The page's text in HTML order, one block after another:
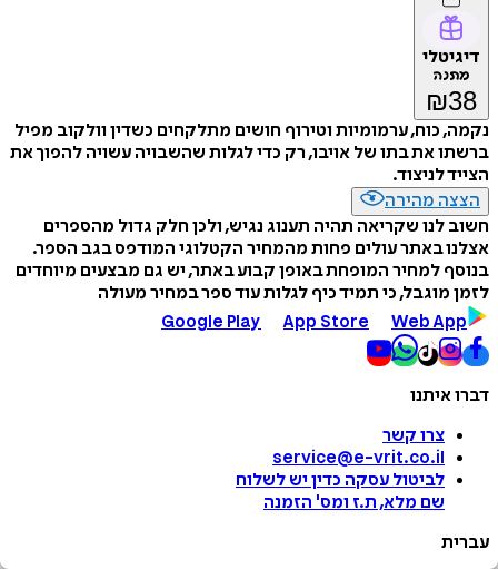
דיגיטלי
מתנה
₪38
נקמה, כוח, ערמומיות וטירוף חושים מתלקחים כשדין וולקוב מפיל
ברשתו את בתו של אויבו, רק כדי לגלות שהשבויה עשויה להפוך את
הצייד לניצוד.
הצצה מהירה
חשוב לנו שקריאה תהיה תענוג נגיש, ולכן חלק גדול מהספרים
אצלנו באתר עולים פחות מהמחיר הקטלוגי המודפס בגב הספר.
בנוסף למחיר המופחת באופן קבוע באתר, יש גם מבצעים מיוחדים
לזמן מוגבל, כי תמיד כיף לגלות עוד ספר במחיר מעולה
Google Play
App Store Web App
דברו איתנו
צרו קשר
service@e-vrit.co.il
לביטול עסקה כדין יש לשלוח
שם מלא, ת.ז ומס' הזמנה
עברית